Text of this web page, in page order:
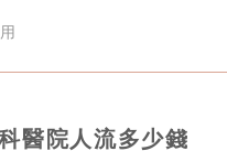
醫院人流多少錢